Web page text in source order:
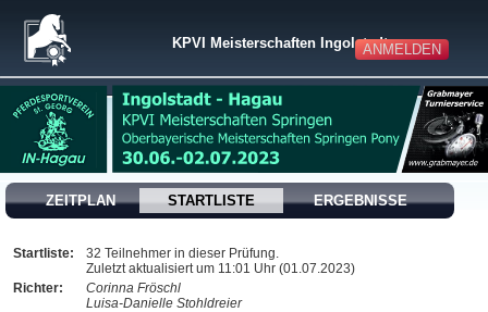
ANMELDEN
KPVI Meisterschaften Ingolstadt
ZEITPLAN STARTLISTE ERGEBNISSE
Startliste:
32 Teilnehmer in dieser Prüfung.
Zuletzt aktualisiert um 11:01 Uhr (01.07.2023)
Richter:
Corinna Fröschl
Luisa-Danielle Stohldreier